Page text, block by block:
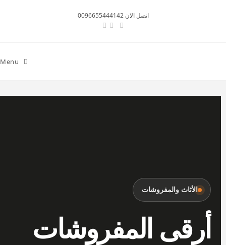
اتصل الان 0096655444142
Menu
الأثاث والمفروشات
أرقى المفروشات